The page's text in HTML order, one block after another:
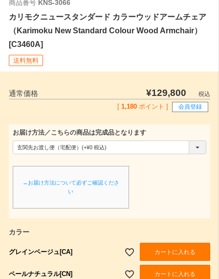
商品番号 KNS-3066
カリモクニュースタンダード カラーウッドアームチェア
（Karimoku New Standard Colour Wood Armchair）
[C3460A]
送料無料
通常価格 ¥129,800
税込
[ 1,180 ポイント ] 会員登録
お届け方法／こちらの商品は完成品となります
→お届け方法について必ずご確認くださ
い
カラー
グレインベージュ[CA] カートに入れる
ペールナチュラル[CN] カートに入れる